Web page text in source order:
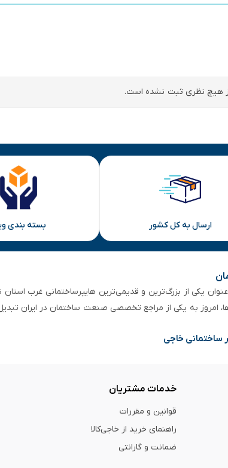
هیچ نظری ثبت نشده است.
ارسال به کل کشور بسته بندی
۵۰ سال سابقه‌ درخشان، به عنوان یکی از بزرگ‌ترین و قدیمی‌ترین
امروز به یکی از مراجع تخصصی صنعت ساختمان در ایران
ساختمانی خاجی
خدمات مشتریان
قوانین و مقررات
راهنمای خرید از خاجی‌کالا
ضمانت و گارانتی